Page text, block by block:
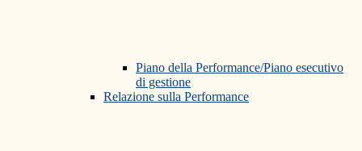
Piano della Performance/Piano esecutivo
di gestione
Relazione sulla Performance